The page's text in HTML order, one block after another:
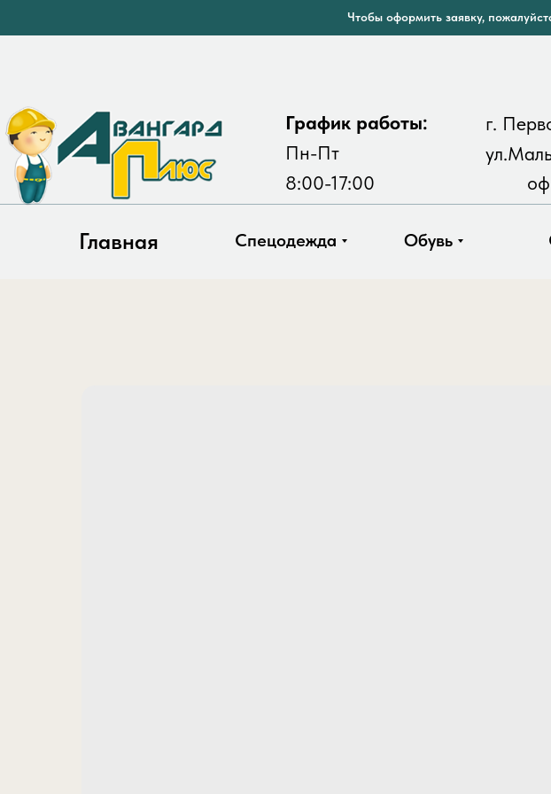
Чтобы оформить заявку,
График работы:
Пн-Пт
8:00-17:00
г.
Главная Спецодежда Обувь